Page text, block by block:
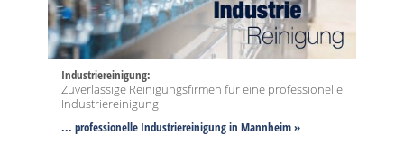
Industriereinigung:
Zuverlässige Reinigungsfirmen für eine professionelle
Industriereinigung
... professionelle Industriereinigung in Mannheim »